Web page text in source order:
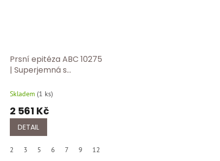
Prsní epitéza ABC 10275
| Superjemná s
Skladem (1 ks)
2 561 Kč
DETAIL
2 3 5 6 7 9 12